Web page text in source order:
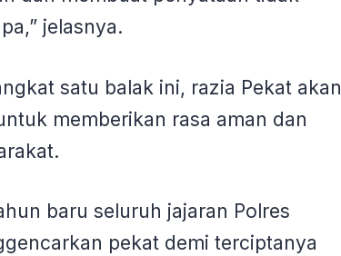
jelasnya.
satu balak ini, razia Pekat akan
memberikan rasa aman dan
baru seluruh jajaran Polres
pekat demi terciptanya